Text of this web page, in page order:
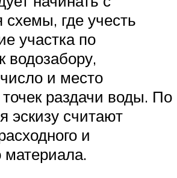
схемы, где учесть
участка по
водозабору,
и место
раздачи воды. По
считают
и
материала.